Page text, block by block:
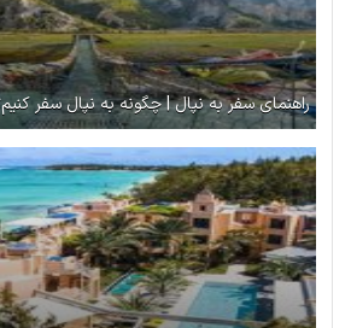
راهنمای سفر به نپال | چگونه به نپال سفر